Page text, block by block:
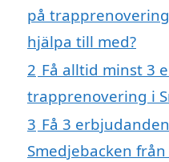
på
hjälpa till med?
2 Få alltid minst 3
trapprenovering i
3 Få 3
Smedjebacken